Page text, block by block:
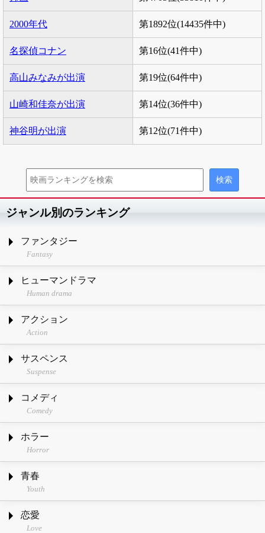
2000年代 第1892位(14435件中)
名探偵コナン 第16位(41件中)
高山みなみが出演 第19位(64件中)
山崎和佳奈が出演 第14位(36件中)
神谷明が出演 第12位(71件中)
ジャンル別のランキング
ファンタジー
Fantasy
ヒューマンドラマ
Human drama
アクション
Action
サスペンス
Suspense
コメディ
Comedy
ホラー
Horror
青春
Youth
恋愛
Love